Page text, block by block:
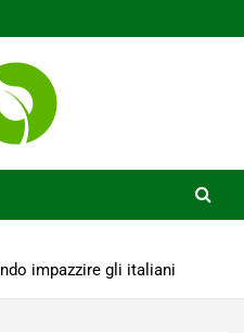
impazzire gli italiani